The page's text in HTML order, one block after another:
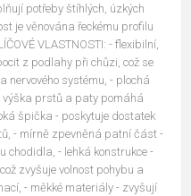
potřeby štíhlých, úzkých
je věnována řeckému profilu
VLASTNOSTI: - flexibilní,
z podlahy při chůzi, což se
nervového systému, - plochá
prstů a paty pomáhá
špička - poskytuje dostatek
- mírně zpevněná patní část -
chodidla, - lehká konstrukce -
zvyšuje volnost pohybu a
- měkké materiály - zvyšují